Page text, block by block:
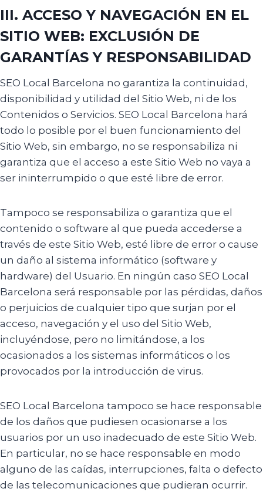
III. ACCESO Y NAVEGACIÓN EN EL
SITIO WEB: EXCLUSIÓN DE
GARANTÍAS Y RESPONSABILIDAD
SEO Local Barcelona no garantiza la continuidad,
disponibilidad y utilidad del Sitio Web, ni de los
Contenidos o Servicios. SEO Local Barcelona hará
todo lo posible por el buen funcionamiento del
Sitio Web, sin embargo, no se responsabiliza ni
garantiza que el acceso a este Sitio Web no vaya a
ser ininterrumpido o que esté libre de error.
Tampoco se responsabiliza o garantiza que el
contenido o software al que pueda accederse a
través de este Sitio Web, esté libre de error o cause
un daño al sistema informático (software y
hardware) del Usuario. En ningún caso SEO Local
Barcelona será responsable por las pérdidas, daños
o perjuicios de cualquier tipo que surjan por el
acceso, navegación y el uso del Sitio Web,
incluyéndose, pero no limitándose, a los
ocasionados a los sistemas informáticos o los
provocados por la introducción de virus.
SEO Local Barcelona tampoco se hace responsable
de los daños que pudiesen ocasionarse a los
usuarios por un uso inadecuado de este Sitio Web.
En particular, no se hace responsable en modo
alguno de las caídas, interrupciones, falta o defecto
de las telecomunicaciones que pudieran ocurrir.